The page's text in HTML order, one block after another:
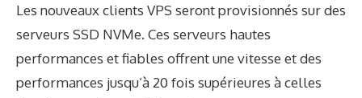
Les nouveaux clients VPS seront provisionnés sur des
serveurs SSD NVMe. Ces serveurs hautes
performances et fiables offrent une vitesse et des
performances jusqu’à 20 fois supérieures à celles